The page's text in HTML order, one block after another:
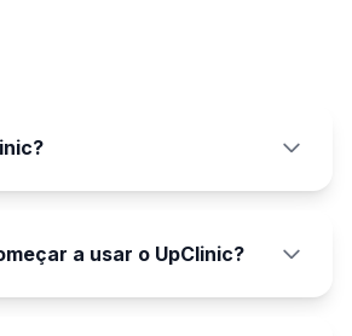
a usar o UpClinic?